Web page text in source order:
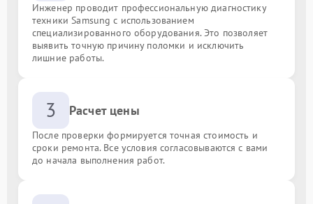
Инженер проводит профессиональную диагностику
техники Samsung с использованием
специализированного оборудования. Это позволяет
выявить точную причину поломки и исключить
лишние работы.
3 Расчет цены
После проверки формируется точная стоимость и
сроки ремонта. Все условия согласовываются с вами
до начала выполнения работ.